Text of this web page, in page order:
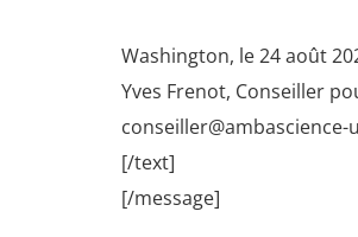
Washington, le 24 août
Yves Frenot, Conseiller
conseiller@ambascience-
[/text]
[/message]